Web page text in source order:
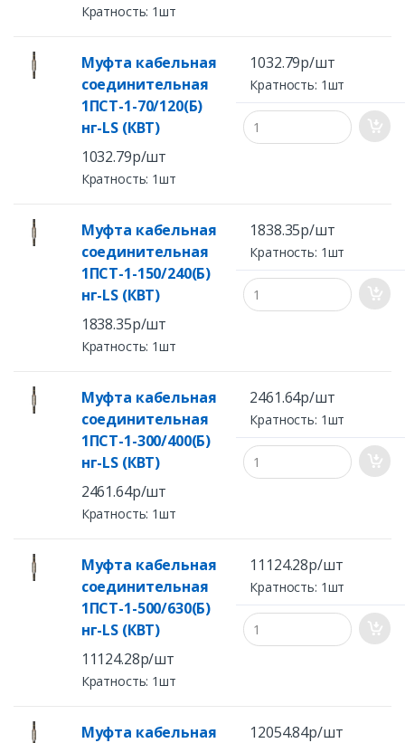
Кратность: 1шт
Муфта кабельная
соединительная
1ПСТ-1-70/120(Б)
нг-LS (КВТ)
1032.79р/шт
Кратность: 1шт
1032.79р/шт
Кратность: 1шт
Муфта кабельная
соединительная
1ПСТ-1-150/240(Б)
нг-LS (КВТ)
1838.35р/шт
Кратность: 1шт
1838.35р/шт
Кратность: 1шт
Муфта кабельная
соединительная
1ПСТ-1-300/400(Б)
нг-LS (КВТ)
2461.64р/шт
Кратность: 1шт
2461.64р/шт
Кратность: 1шт
Муфта кабельная
соединительная
1ПСТ-1-500/630(Б)
нг-LS (КВТ)
11124.28р/шт
Кратность: 1шт
11124.28р/шт
Кратность: 1шт
Муфта кабельная
12054.84р/шт